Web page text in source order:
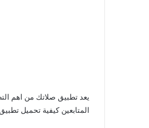
يعد تطبيق صلاتك من اهم
المتابعين كيفية تحميل